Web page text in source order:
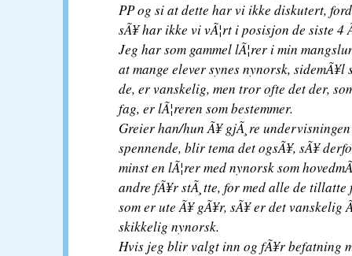
PP og si at dette har vi ikke diskutert,
sÃ¥ har ikke vi vÃ¦rt i posisjon de siste 4
Jeg har som gammel lÃ¦rer i min
at mange elever synes nynorsk, sidemÃ¥l
de, er vanskelig, men tror ofte det der,
fag, er lÃ¦reren som bestemmer.
Greier han/hun Ã¥ gjÃ¸re
spennende, blir tema det ogsÃ¥, sÃ¥
minst en lÃ¦rer med nynorsk som
andre fÃ¥r stÃ¸tte, for med alle de
som er ute Ã¥ gÃ¥r, sÃ¥ er det vanskelig
skikkelig nynorsk.
Hvis jeg blir valgt inn og fÃ¥r befatning